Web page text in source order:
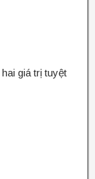
giá trị tuyệt